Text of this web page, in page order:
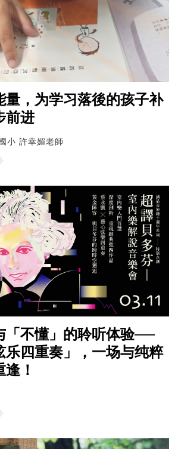
量，为学习落後的孩子补
前进
小 許幸媚老師
「不懂」的聆听体验──
乐四重奏」，一场与纯粹
！